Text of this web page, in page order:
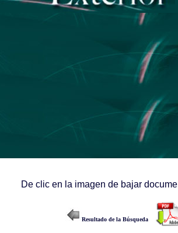
De clic en la imagen de bajar
Resultado de la Búsqueda